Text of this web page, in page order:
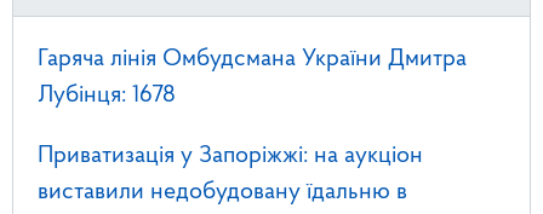
Гаряча лінія Омбудсмана України Дмитра
Лубінця: 1678
Приватизація у Запоріжжі: на аукціон
виставили недобудовану їдальню в